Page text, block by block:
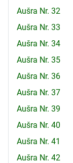
Aušra Nr. 32
Aušra Nr. 33
Aušra Nr. 34
Aušra Nr. 35
Aušra Nr. 36
Aušra Nr. 37
Aušra Nr. 39
Aušra Nr. 40
Aušra Nr. 41
Aušra Nr. 42